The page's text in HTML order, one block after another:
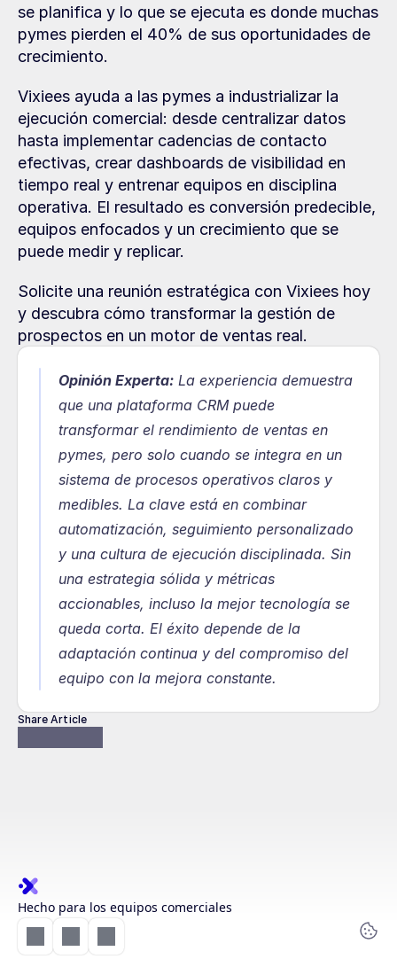
se planifica y lo que se ejecuta es donde muchas
pymes pierden el 40% de sus oportunidades de
crecimiento.
Vixiees ayuda a las pymes a industrializar la
ejecución comercial: desde centralizar datos
hasta implementar cadencias de contacto
efectivas, crear dashboards de visibilidad en
tiempo real y entrenar equipos en disciplina
operativa. El resultado es conversión predecible,
equipos enfocados y un crecimiento que se
puede medir y replicar.
Solicite una reunión estratégica con Vixiees hoy
y descubra cómo transformar la gestión de
prospectos en un motor de ventas real.
Opinión Experta: La experiencia demuestra
que una plataforma CRM puede
transformar el rendimiento de ventas en
pymes, pero solo cuando se integra en un
sistema de procesos operativos claros y
medibles. La clave está en combinar
automatización, seguimiento personalizado
y una cultura de ejecución disciplinada. Sin
una estrategia sólida y métricas
accionables, incluso la mejor tecnología se
queda corta. El éxito depende de la
adaptación continua y del compromiso del
equipo con la mejora constante.
Share Article
Hecho para los equipos comerciales